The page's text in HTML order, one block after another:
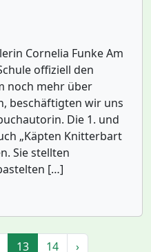
Cornelia Funke Am
offiziell den
noch mehr über
beschäftigten wir uns
Die 1. und
„Käpten Knitterbart
Sie stellten
[…]
Aktuelle Seite
13 Seite
14 ›